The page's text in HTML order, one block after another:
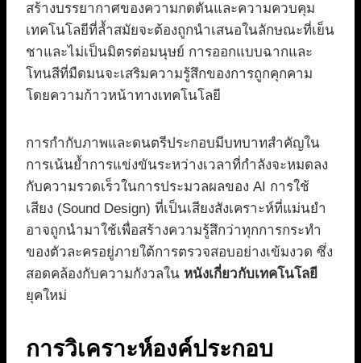
สร้างบรรยากาศของความกดดันและความควบคุม
เทคโนโลยีที่ล้ำสมัยจะต้องถูกนำเสนอในลักษณะที่เย็น
ชาและไม่เป็นมิตรต่อมนุษย์ การออกแบบฉากและ
โทนสีที่มืดมนจะเสริมความรู้สึกของการถูกคุกคาม
โดยความก้าวหน้าทางเทคโนโลยี
การกำกับภาพและดนตรีประกอบมีบทบาทสำคัญใน
การเน้นย้ำการแข่งขันระหว่างเวลาที่กำลังจะหมดลง
กับความรวดเร็วในการประมวลผลของ AI การใช้
เสียง (Sound Design) ที่เป็นเสียงสังเคราะห์ที่แม่นยำ
อาจถูกนำมาใช้เพื่อสร้างความรู้สึกว่าทุกการกระทำ
ของตัวละครอยู่ภายใต้การตรวจสอบอย่างเข้มงวด ซึ่ง
สอดคล้องกับความกังวลใน หนังเกี่ยวกับเทคโนโลยี
ยุคใหม่
การวิเคราะห์องค์ประกอบ